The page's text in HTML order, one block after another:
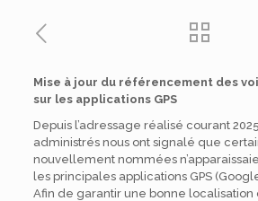
Mise à jour du référencement des
sur les applications GPS
Depuis l’adressage réalisé courant
administrés nous ont signalé que
nouvellement nommées
les principales applications GPS
Afin de garantir une bonne localisation